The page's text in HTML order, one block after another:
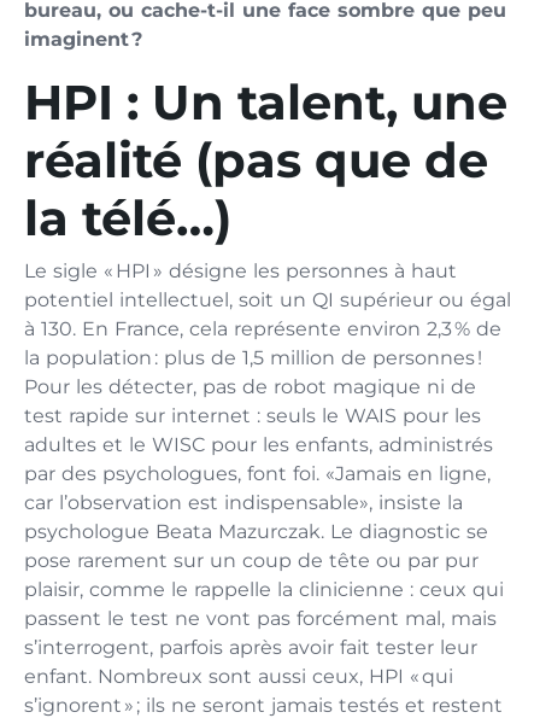
bureau, ou cache-t-il une face sombre que peu
imaginent ?
HPI : Un talent, une
réalité (pas que de
la télé…)
Le sigle « HPI » désigne les personnes à haut
potentiel intellectuel, soit un QI supérieur ou égal
à 130. En France, cela représente environ 2,3 % de
la population : plus de 1,5 million de personnes !
Pour les détecter, pas de robot magique ni de
test rapide sur internet : seuls le WAIS pour les
adultes et le WISC pour les enfants, administrés
par des psychologues, font foi. «Jamais en ligne,
car l’observation est indispensable», insiste la
psychologue Beata Mazurczak. Le diagnostic se
pose rarement sur un coup de tête ou par pur
plaisir, comme le rappelle la clinicienne : ceux qui
passent le test ne vont pas forcément mal, mais
s’interrogent, parfois après avoir fait tester leur
enfant. Nombreux sont aussi ceux, HPI « qui
s’ignorent » ; ils ne seront jamais testés et restent